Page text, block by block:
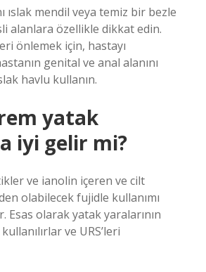
ıslak mendil veya temiz bir bezle
alanlara özellikle dikkat edin.
önlemek için, hastayı
genital ve anal alanını
havlu kullanın.
yatak
iyi gelir mi?
ve ianolin içeren ve cilt
olabilecek fujidle kullanımı
Esas olarak yatak yaralarının
ve URS’leri